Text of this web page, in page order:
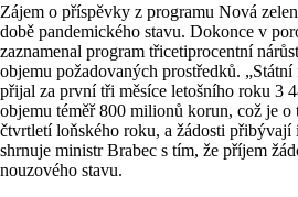
Zájem o příspěvky z programu Nová
době pandemického stavu. Dokonce v
zaznamenal program třicetiprocentní
objemu požadovaných prostředků.
přijal za první tři měsíce letošního roku 3
objemu téměř 800 milionů korun, což je
čtvrtletí loňského roku, a žádosti přibývají
shrnuje ministr Brabec s tím, že příjem
nouzového stavu.